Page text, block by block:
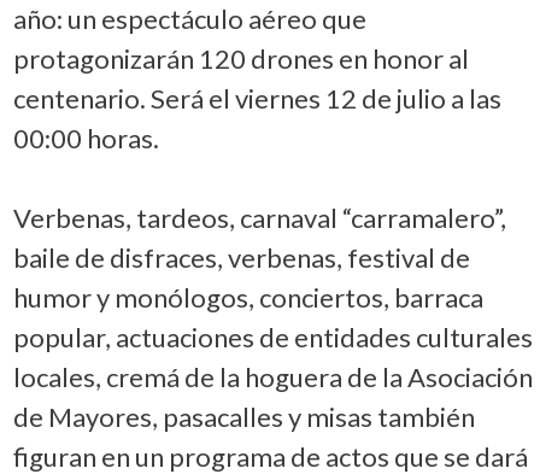
año: un espectáculo aéreo que
protagonizarán 120 drones en honor al
centenario. Será el viernes 12 de julio a las
00:00 horas.
Verbenas, tardeos, carnaval “carramalero”,
baile de disfraces, verbenas, festival de
humor y monólogos, conciertos, barraca
popular, actuaciones de entidades culturales
locales, cremá de la hoguera de la Asociación
de Mayores, pasacalles y misas también
figuran en un programa de actos que se dará